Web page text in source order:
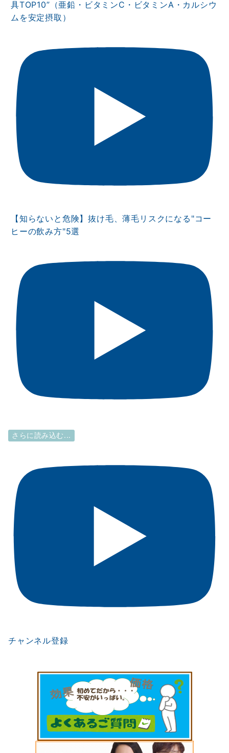
具TOP10”（亜鉛・ビタミンⅭ・ビタミンA・カルシウ
ムを安定摂取）
【知らないと危険】抜け毛、薄毛リスクになる"コー
ヒーの飲み方"5選
さらに読み込む...
チャンネル登録